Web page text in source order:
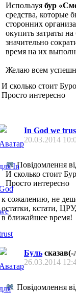
Используя бур
средства, которые
сторонних
окупить затраты
значительно
время на их
Желаю всем
И сколько стоит
Просто интересно
In God we
20.03.2014
Повідомлення
И сколько стоит
Просто интересно
к сожалению, не
остатки, кстати,
в ближайшее время!
Буль сказав(-
26.03.2014
Повідомлення